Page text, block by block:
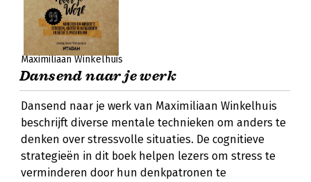
Maximiliaan Winkelhuis
Dansend naar je werk
Dansend naar je werk van Maximiliaan Winkelhuis
beschrijft diverse mentale technieken om anders te
denken over stressvolle situaties. De cognitieve
strategieën in dit boek helpen lezers om stress te
verminderen door hun denkpatronen te